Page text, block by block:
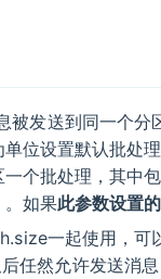
被发送到同一个
位设置默认批处
个批处理，其中
。如果此参数设置
一起使用，可
任然允许发送消